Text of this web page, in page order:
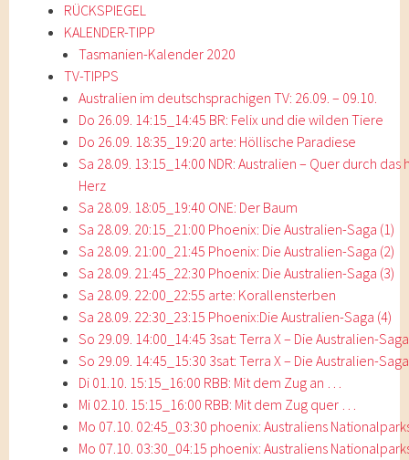
RÜCKSPIEGEL
KALENDER-TIPP
Tasmanien-Kalender 2020
TV-TIPPS
Australien im deutschsprachigen TV: 26.09. – 09.10.
Do 26.09. 14:15_14:45 BR: Felix und die wilden Tiere
Do 26.09. 18:35_19:20 arte: Höllische Paradiese
Sa 28.09. 13:15_14:00 NDR: Australien – Quer durch das
Herz
Sa 28.09. 18:05_19:40 ONE: Der Baum
Sa 28.09. 20:15_21:00 Phoenix: Die Australien-Saga (1)
Sa 28.09. 21:00_21:45 Phoenix: Die Australien-Saga (2)
Sa 28.09. 21:45_22:30 Phoenix: Die Australien-Saga (3)
Sa 28.09. 22:00_22:55 arte: Korallensterben
Sa 28.09. 22:30_23:15 Phoenix:Die Australien-Saga (4)
So 29.09. 14:00_14:45 3sat: Terra X – Die Australien-
So 29.09. 14:45_15:30 3sat: Terra X – Die Australien-
Di 01.10. 15:15_16:00 RBB: Mit dem Zug an …
Mi 02.10. 15:15_16:00 RBB: Mit dem Zug quer …
Mo 07.10. 02:45_03:30 phoenix: Australiens
Mo 07.10. 03:30_04:15 phoenix: Australiens